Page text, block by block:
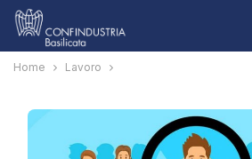
Home Lavoro